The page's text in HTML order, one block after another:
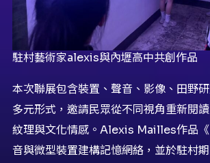
駐村藝術家alexis與內壢高中共創作品
本次聯展包含裝置、聲音、影像、田野
多元形式，邀請民眾從不同視角重新閱
紋理與文化情感。Alexis Mailles作品
音與微型裝置建構記憶網絡，並於駐村